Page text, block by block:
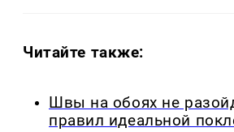
Читайте также:
Швы на обоях не
правил идеальной